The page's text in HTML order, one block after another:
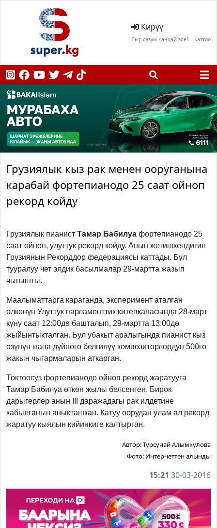
Кирүү
Сыр сөзүм кандай эле? Каттоо
Грузиялык кыз рак менен ооруганына
карабай фортепианодо 25 саат ойноп
рекорд койду
Грузиялык пианист Тамар Бабилуа фортепианодо 25
саат ойноп, улуттук рекорд койду. Анын жетишкендигин
Грузиянын Рекорддор федерациясы каттады. Бул
тууралуу чет элдик басылмалар 29-мартта жазып
чыгышты.
Маалыматтарга караганда, эксперимент аталган
өлкөнүн Улуттук парламенттик китепканасында 28-март
күнү саат 12:00дө башталып, 29-мартта 13:00дө
жыйынтыкталган. Бул убакыт аралыгында пианист кыз
өзүнүн жана дүйнөгө белгилүү композиторлордун 500гө
жакын чыгармаларын аткарган.
Токтоосуз фортепианодо ойноп рекорд жаратууга
Тамар Бабилуа өткөн жылы белсенген. Бирок
дарыгерлер анын III даражадагы рак илдетине
кабылганын аныкташкан. Катуу оорудан улам ал рекорд
жаратуу кыялын кийинкиге калтырган.
Автор:Турсунай Алымкулова
Фото: Интернеттен алынды
15:21 30-03-2016